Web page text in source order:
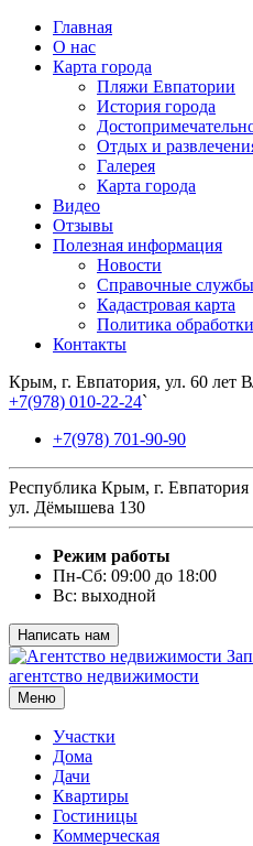
Главная
О нас
Карта города
Пляжи Евпатории
История города
Отдых и
Галерея
Карта города
Видео
Отзывы
Полезная информация
Новости
Справочные службы
Кадастровая карта
Политика
Контакты
Крым, г. Евпатория, ул. 60
+7(978) 010-22-24`
+7(978) 701-90-90
Республика Крым, г. Евпатория
ул. Дёмышева 130
Режим работы
Пн-Сб: 09:00 до 18:00
Вс: выходной
Написать нам
агентство недвижимости
Меню
Участки
Дома
Дачи
Квартиры
Гостиницы
Коммерческая